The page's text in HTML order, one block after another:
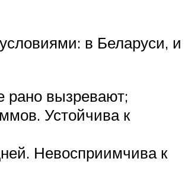
в Беларуси, и
рано вызревают;
Устойчива к
Невосприимчива к